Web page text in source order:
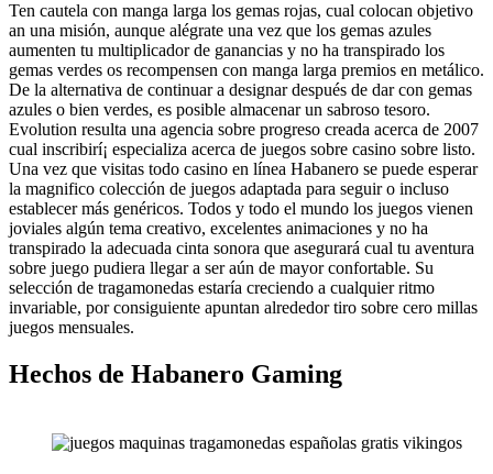
Ten cautela con manga larga los gemas rojas, cual colocan objetivo
an una misión, aunque alégrate una vez que los gemas azules
aumenten tu multiplicador de ganancias y no ha transpirado los
gemas verdes os recompensen con manga larga premios en metálico.
De la alternativa de continuar a designar después de dar con gemas
azules o bien verdes, es posible almacenar un sabroso tesoro.
Evolution resulta una agencia sobre progreso creada acerca de 2007
cual inscribirí¡ especializa acerca de juegos sobre casino sobre listo.
Una vez que visitas todo casino en línea Habanero se puede esperar
la magnifico colección de juegos adaptada para seguir o incluso
establecer más genéricos. Todos y todo el mundo los juegos vienen
joviales algún tema creativo, excelentes animaciones y no ha
transpirado la adecuada cinta sonora que asegurará cual tu aventura
sobre juego pudiera llegar a ser aún de mayor confortable. Su
selección de tragamonedas estaría creciendo a cualquier ritmo
invariable, por consiguiente apuntan alrededor tiro sobre cero millas
juegos mensuales.
Hechos de Habanero Gaming